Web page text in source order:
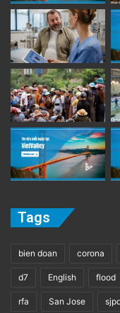
điều gì miễn anh
đạo diễn
những mông
sở trường của
là một trong số
dám bước ra
thực hiện
đắt tiền, mặc
Tags
bien doan corona
d7 English flood
rfa San Jose